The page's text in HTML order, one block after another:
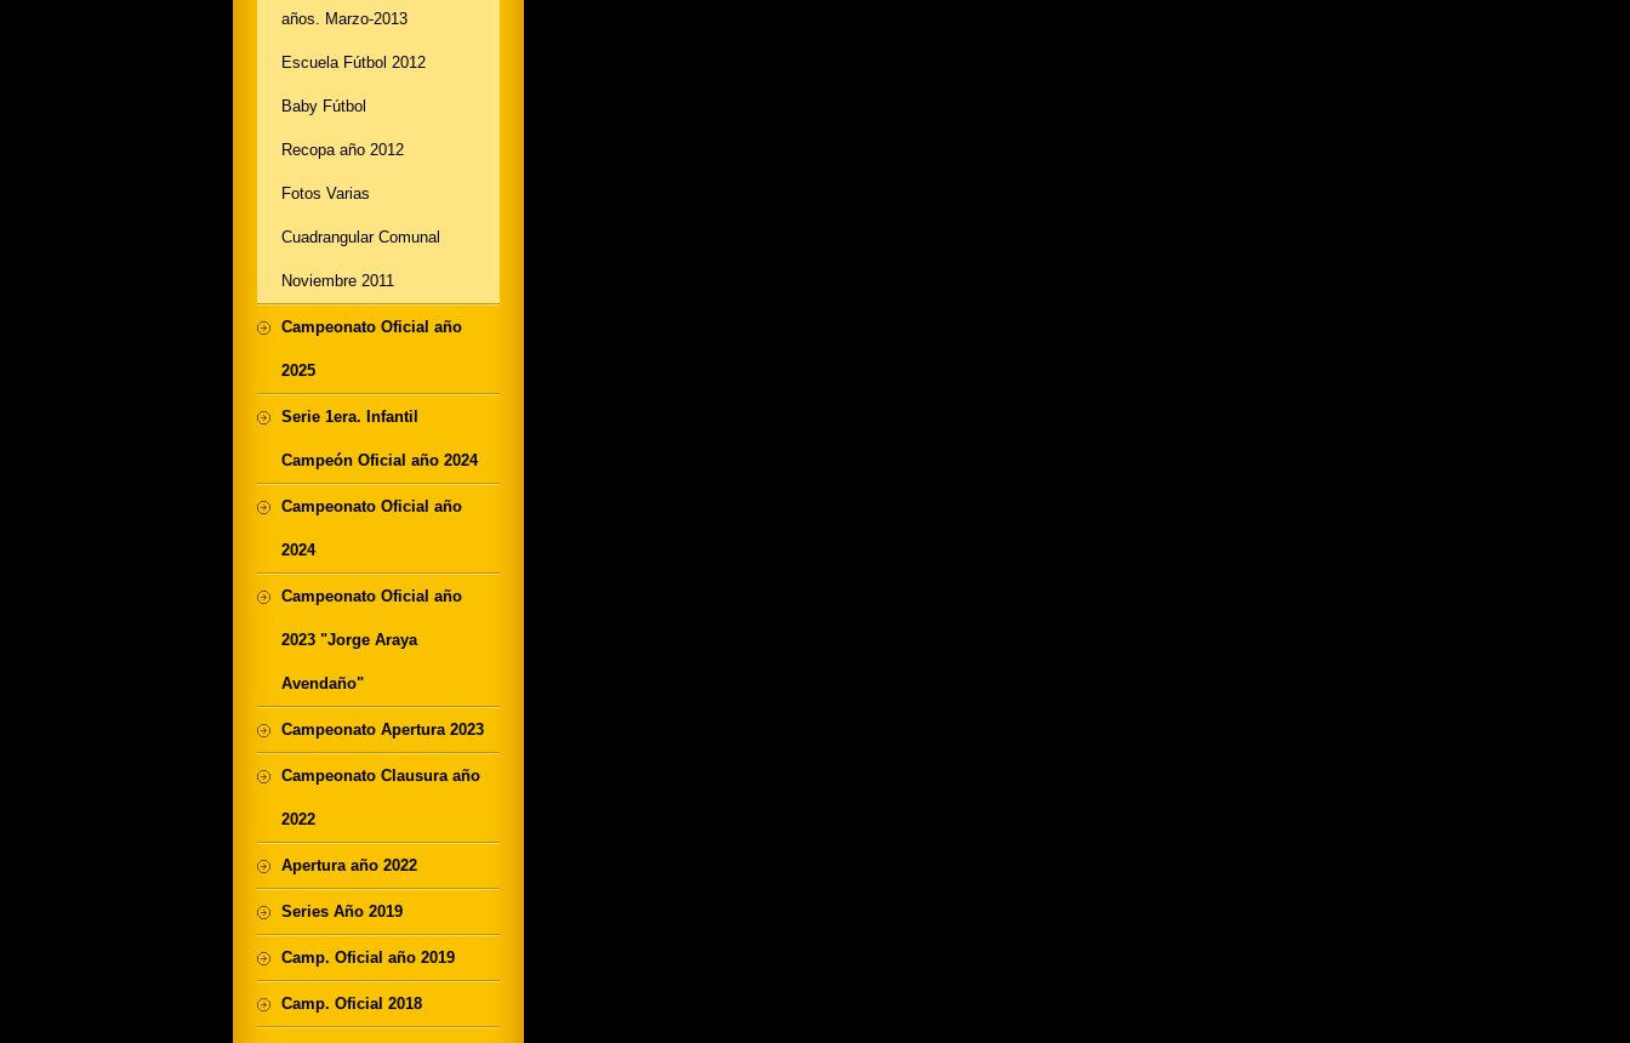
años. Marzo-2013
Escuela Fútbol 2012
Baby Fútbol
Recopa año 2012
Fotos Varias
Cuadrangular Comunal
Noviembre 2011
Campeonato Oficial año
2025
Serie 1era. Infantil
Campeón Oficial año 2024
Campeonato Oficial año
2024
Campeonato Oficial año
2023 "Jorge Araya
Avendaño"
Campeonato Apertura 2023
Campeonato Clausura año
2022
Apertura año 2022
Series Año 2019
Camp. Oficial año 2019
Camp. Oficial 2018